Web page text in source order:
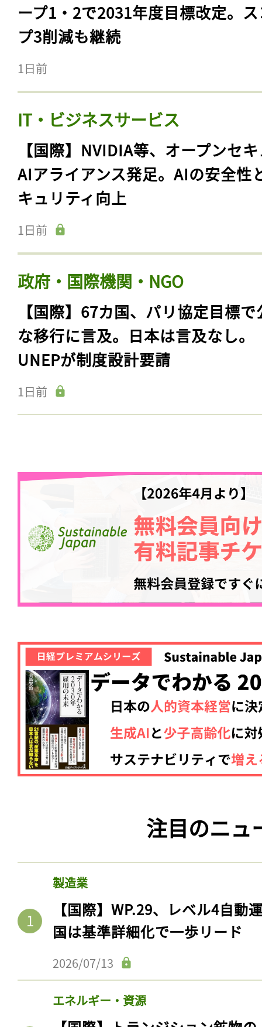
ープ1・2で2031年度目標改定。
プ3削減も継続
1日前
IT・ビジネスサービス
【国際】NVIDIA等、オープンセ
AIアライアンス発足。AIの安全性
キュリティ向上
1日前
政府・国際機関・NGO
【国際】67カ国、パリ協定目標で
な移行に言及。日本は言及なし。
UNEPが制度設計要請
1日前
注目のニュ
製造業
【国際】WP.29、レベル4自動
国は基準詳細化で一歩リード
2026/07/13
エネルギー・資源